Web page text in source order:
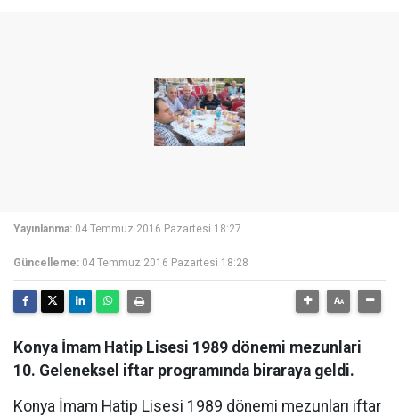
Yayınlanma: 04 Temmuz 2016 Pazartesi 18:27
Güncelleme: 04 Temmuz 2016 Pazartesi 18:28
Konya İmam Hatip Lisesi 1989 dönemi mezunlari
10. Geleneksel iftar programında biraraya geldi.
Konya İmam Hatip Lisesi 1989 dönemi mezunları iftar